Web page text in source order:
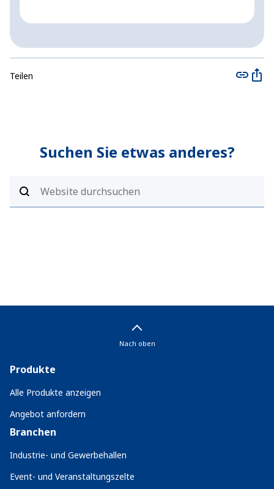
Teilen
Suchen Sie etwas anderes?
Nach oben
Produkte
Alle Produkte anzeigen
Angebot anfordern
Branchen
Industrie- und Gewerbehallen
Event- und Veranstaltungszelte